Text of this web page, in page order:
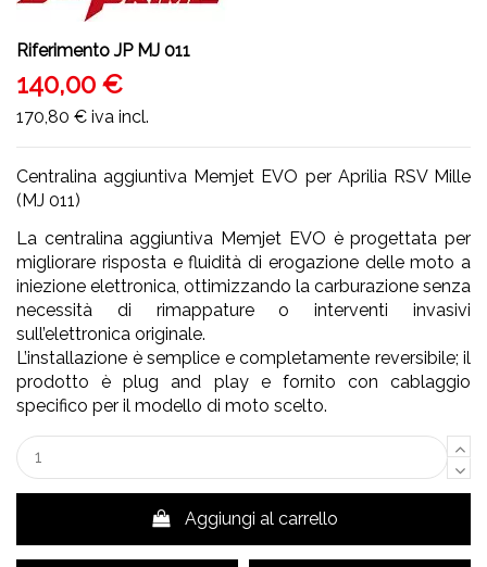
Riferimento JP MJ 011
140,00 €
170,80 € iva incl.
Centralina aggiuntiva Memjet EVO per Aprilia RSV Mille
(MJ 011)
La centralina aggiuntiva Memjet EVO è progettata per
migliorare risposta e fluidità di erogazione delle moto a
iniezione elettronica, ottimizzando la carburazione senza
necessità di rimappature o interventi invasivi
sull’elettronica originale.
L’installazione è semplice e completamente reversibile; il
prodotto è plug and play e fornito con cablaggio
specifico per il modello di moto scelto.
Aggiungi al carrello